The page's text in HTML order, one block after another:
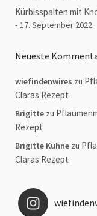
Kürbisspalten mit
17. September 2022
Neueste
wiefindenwires zu
Claras Rezept
Brigitte zu
Rezept
Brigitte Kühne zu
Claras Rezept